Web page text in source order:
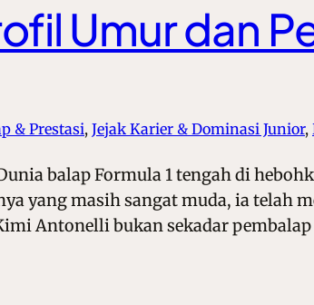
Umur dan
& Prestasi, Jejak Karier & Dominasi Junior,
balap Formula 1 tengah di
yang masih sangat muda, ia telah
Antonelli bukan sekadar